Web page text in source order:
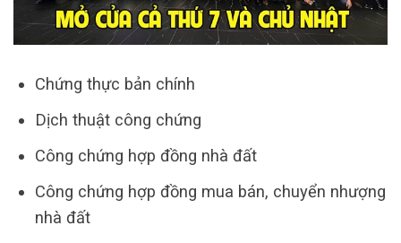
Chứng thực bản chính
Dịch thuật công chứng
Công chứng hợp đồng nhà đất
Công chứng hợp đồng mua bán, chuyển nhượng
nhà đất